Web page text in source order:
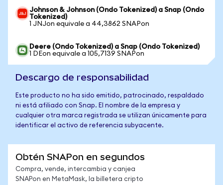
Johnson & Johnson (Ondo Tokenized) a Snap (Ondo
Tokenized)
1 JNJon equivale a 44,3862 SNAPon
Deere (Ondo Tokenized) a Snap (Ondo Tokenized)
1 DEon equivale a 105,7139 SNAPon
Descargo de responsabilidad
Este producto no ha sido emitido, patrocinado, respaldado
ni está afiliado con Snap. El nombre de la empresa y
cualquier otra marca registrada se utilizan únicamente para
identificar el activo de referencia subyacente.
Obtén SNAPon en segundos
Compra, vende, intercambia y canjea
SNAPon en MetaMask, la billetera cripto